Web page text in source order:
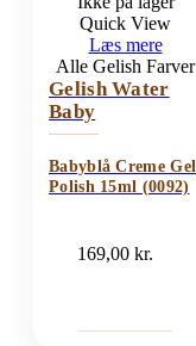
Quick View
Læs mere
Alle Gelish Farver
Gelish Water
Baby
Babyblå Creme Gel
Polish 15ml (0092)
169,00kr.